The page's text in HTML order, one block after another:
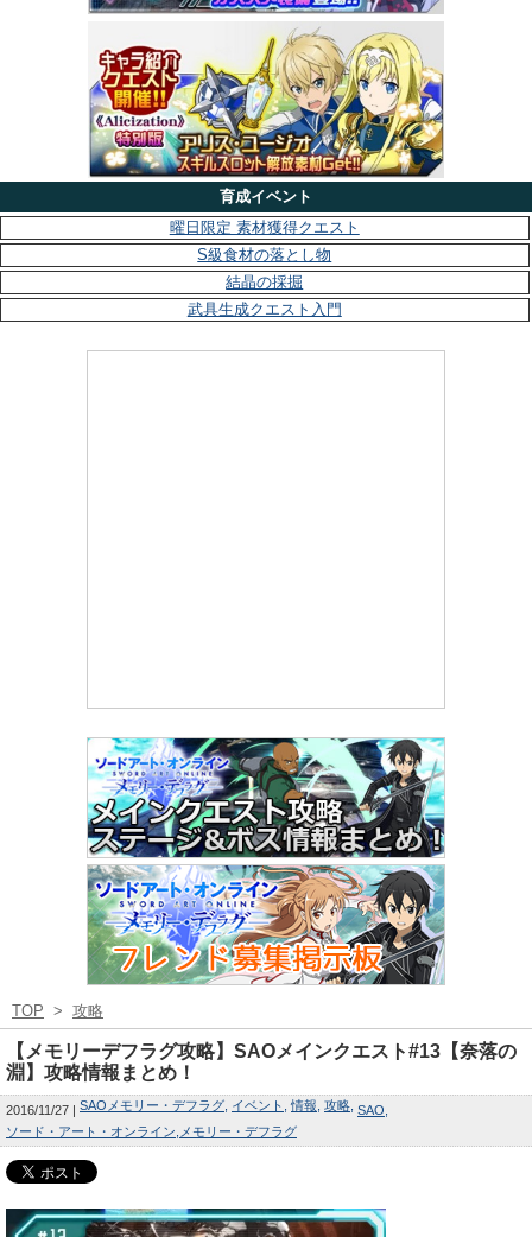
育成イベント
曜日限定 素材獲得クエスト
S級食材の落とし物
結晶の採掘
武具生成クエスト入門
TOP > 攻略
【メモリーデフラグ攻略】SAOメインクエスト#13【奈落の
淵】攻略情報まとめ！
2016/11/27 SAOメモリー・デフラグ イベント 情報 攻略 SAO
ソード・アート・オンライン メモリー・デフラグ